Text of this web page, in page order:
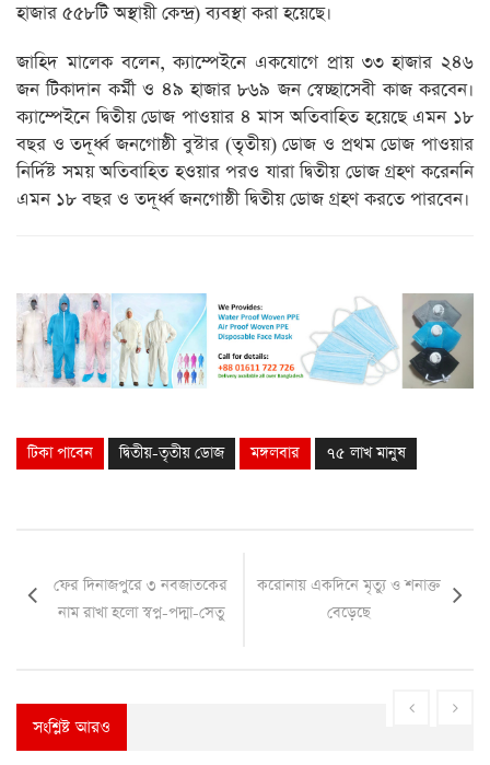
হাজার ৫৫৮টি অস্থায়ী কেন্দ্র) ব্যবস্থা করা হয়েছে।
জাহিদ মালেক বলেন, ক্যাম্পেইনে একযোগে প্রায় ৩৩ হাজার ২৪৬
জন টিকাদান কর্মী ও ৪৯ হাজার ৮৬৯ জন স্বেচ্ছাসেবী কাজ করবেন।
ক্যাম্পেইনে দ্বিতীয় ডোজ পাওয়ার ৪ মাস অতিবাহিত হয়েছে এমন ১৮
বছর ও তদূর্ধ্ব জনগোষ্ঠী বুস্টার (তৃতীয়) ডোজ ও প্রথম ডোজ পাওয়ার
নির্দিষ্ট সময় অতিবাহিত হওয়ার পরও যারা দ্বিতীয় ডোজ গ্রহণ করেননি
এমন ১৮ বছর ও তদূর্ধ্ব জনগোষ্ঠী দ্বিতীয় ডোজ গ্রহণ করতে পারবেন।
টিকা পাবেন দ্বিতীয়-তৃতীয় ডোজ মঙ্গলবার ৭৫ লাখ মানুষ
ফের দিনাজপুরে ৩ নবজাতকের
নাম রাখা হলো স্বপ্ন-পদ্মা-সেতু
করোনায় একদিনে মৃত্যু ও শনাক্ত
বেড়েছে
সংশ্লিষ্ট আরও